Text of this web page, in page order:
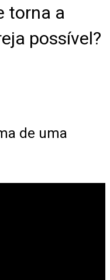
torna a
possível?
de uma